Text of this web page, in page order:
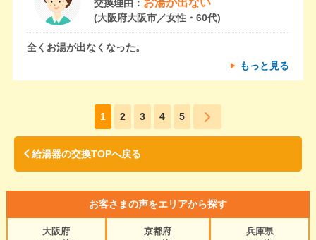
交換理由：
(大阪府大阪市／女性・60代)
全くお湯が出なくなった。
もっと見る
1 2 3 4 5
給湯器の交換TOPへ戻る
お客さまの声をエリアから探す
大阪府
京都府
兵庫県